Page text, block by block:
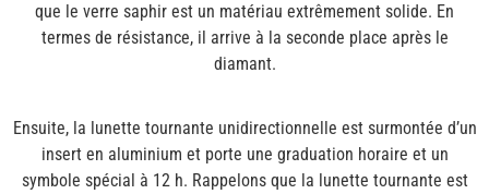
que le verre saphir est un matériau extrêmement solide. En
termes de résistance, il arrive à la seconde place après le
diamant.
Ensuite, la lunette tournante unidirectionnelle est surmontée d’un
insert en aluminium et porte une graduation horaire et un
symbole spécial à 12 h. Rappelons que la lunette tournante est